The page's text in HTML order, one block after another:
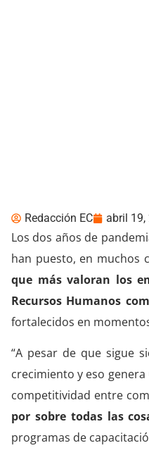
Redacción EC abril 19,
Los dos años de
han puesto, en muchos
que más valoran los
Recursos Humanos
fortalecidos en
“A pesar de que sigue
crecimiento y eso
competitividad entre
por sobre todas las
programas de